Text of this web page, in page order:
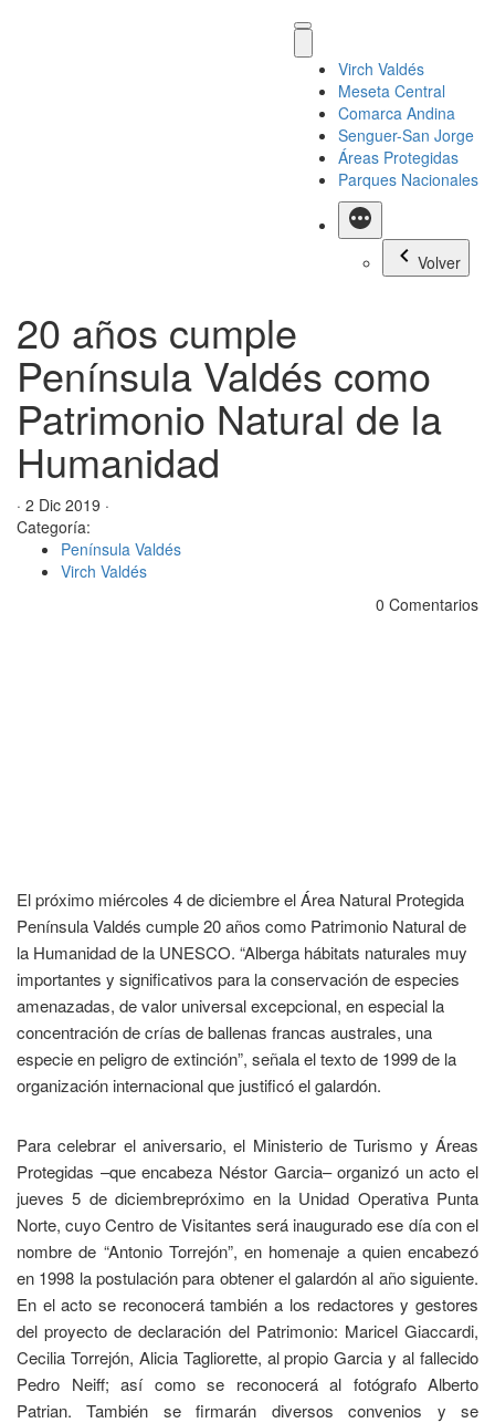
Virch Valdés
Meseta Central
Comarca Andina
Senguer-San Jorge
Áreas Protegidas
Parques Nacionales
Más
Volver
20 años cumple
Península Valdés como
Patrimonio Natural de la
Humanidad
· 2 Dic 2019 ·
Categoría:
Península Valdés
Virch Valdés
0 Comentarios
El próximo miércoles 4 de diciembre el Área Natural Protegida
Península Valdés cumple 20 años como Patrimonio Natural de
la Humanidad de la UNESCO. “Alberga hábitats naturales muy
importantes y significativos para la conservación de especies
amenazadas, de valor universal excepcional, en especial la
concentración de crías de ballenas francas australes, una
especie en peligro de extinción”, señala el texto de 1999 de la
organización internacional que justificó el galardón.
Para celebrar el aniversario, el Ministerio de Turismo y Áreas
Protegidas –que encabeza Néstor Garcia– organizó un acto el
jueves 5 de diciembrepróximo en la Unidad Operativa Punta
Norte, cuyo Centro de Visitantes será inaugurado ese día con el
nombre de “Antonio Torrejón”, en homenaje a quien encabezó
en 1998 la postulación para obtener el galardón al año siguiente.
En el acto se reconocerá también a los redactores y gestores
del proyecto de declaración del Patrimonio: Maricel Giaccardi,
Cecilia Torrejón, Alicia Tagliorette, al propio Garcia y al fallecido
Pedro Neiff; así como se reconocerá al fotógrafo Alberto
Patrian. También se firmarán diversos convenios y se